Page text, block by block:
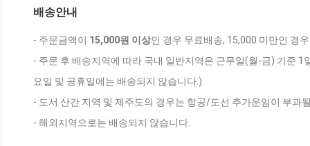
배송안내
- 주문금액이 15,000원 이상인 경우 무료배송, 15,000 미만인 경
- 주문 후 배송지역에 따라 국내 일반지역은 근무일(월-금) 기준
요일 및 공휴일에는 배송되지 않습니다.)
- 도서 산간 지역 및 제주도의 경우는 항공/도선 추가운임이 부과
- 해외지역으로는 배송되지 않습니다.